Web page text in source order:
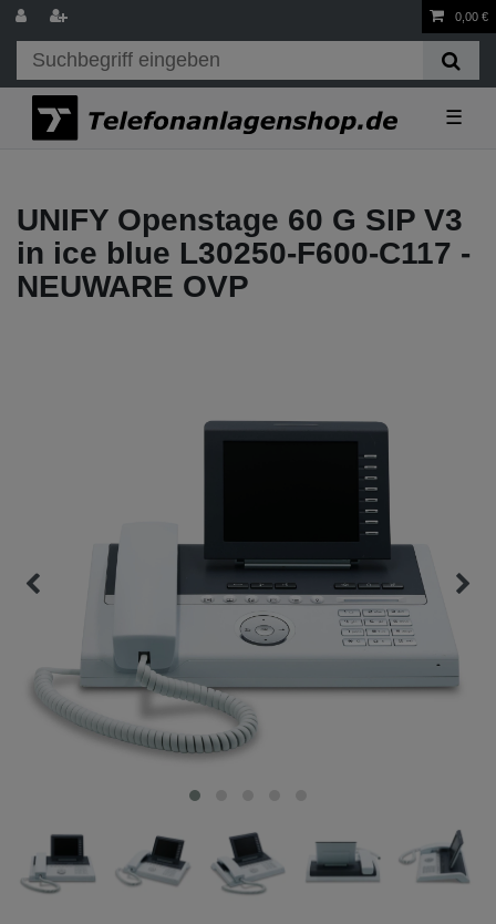
0,00 €
☰
UNIFY Openstage 60 G SIP V3
in ice blue L30250-F600-C117 -
NEUWARE OVP